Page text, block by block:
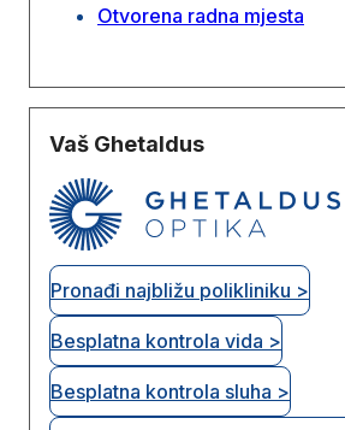
Otvorena radna mjesta
Vaš Ghetaldus
Pronađi najbližu polikliniku >
Besplatna kontrola vida >
Besplatna kontrola sluha >